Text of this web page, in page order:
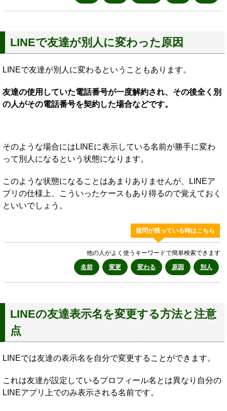
LINEで友達が別人に変わった原因
LINEで友達が別人に変わるということもあります。
友達の使用していた電話番号が一度解約され、その後全く別
の人がその電話番号を契約した場合などです。
そのような場合にはLINEに表示している名前が勝手に変わ
って別人になるという状態になります。
このような状態になることはあまりありませんが、LINEア
プリの仕様上、こういったケースもあり得るので覚えておく
といいでしょう。
疑問が残っている時はこちら
他の人がよく使うキーワードで簡単検索できます
名前
変更 変わる 原因 別人
LINEの友達表示名を変更する方法と注意
点
LINEでは友達の表示名を自分で変更することができます。
これは友達が設定しているプロフィール名とは異なり自分の
LINEアプリ上でのみ表示される名前です。